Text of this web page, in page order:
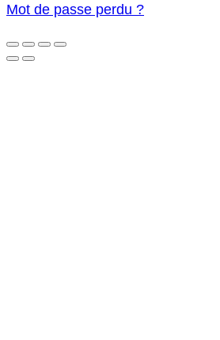
Mot de passe perdu ?